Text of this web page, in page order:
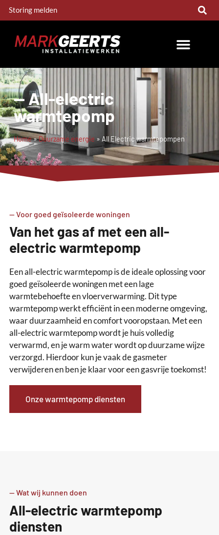
Storing melden
-- All-electric
warmtepomp
Home»Duurzame energie » All Electric warmtepompen
-- Voor goed geïsoleerde woningen
Van het gas af met een all-
electric warmtepomp
Een all-electric warmtepomp is de ideale oplossing voor
goed geïsoleerde woningen met een lage
warmtebehoefte en vloerverwarming. Dit type
warmtepomp werkt efficiënt in een moderne omgeving,
waar duurzaamheid en comfort vooropstaan. Met een
all-electric warmtepomp wordt je huis volledig
verwarmd, en je warm water wordt op duurzame wijze
verzorgd. Hierdoor kun je vaak de gasmeter
verwijderen en ben je klaar voor een gasvrije toekomst!
Onze warmtepomp diensten
-- Wat wij kunnen doen
All-electric warmtepomp
diensten